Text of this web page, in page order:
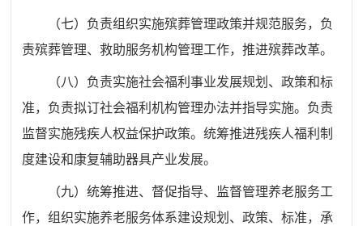
（七）负责组织实施殡葬管理政策并规范服务，负
责殡葬管理、救助服务机构管理工作，推进殡葬改革。
（八） 负责实施社会福利事业发展规划、政策和标
准， 负责拟订社会福利机构管理办法并指导实施。 负责
监督实施残疾人权益保护政策。统筹推进残疾人福利制
度建设和康复辅助器具产业发展。
（九）统筹推进、督促指导、监督管理养老服务工
作，组织实施养老服务体系建设规划、政策、标准，承